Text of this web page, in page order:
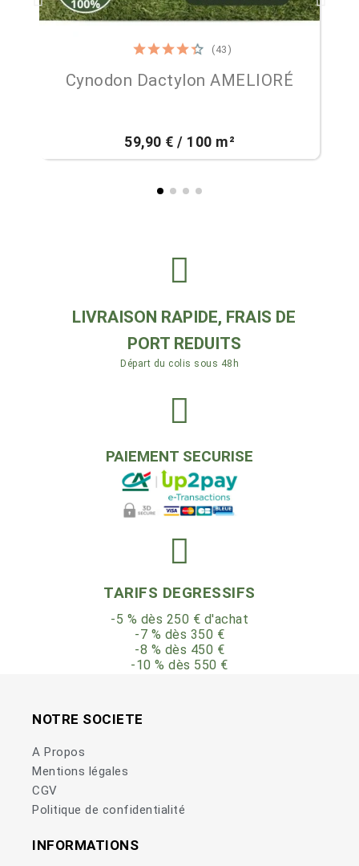
Aperçu rapide
Cynodon Dactylon AMELIORÉ
59,90 € / 100 m²
(43)
LIVRAISON RAPIDE, FRAIS DE
PORT REDUITS
Départ du colis sous 48h
PAIEMENT SECURISE
TARIFS DEGRESSIFS
-5 % dès 250 € d'achat
-7 % dès 350 €
-8 % dès 450 €
-10 % dès 550 €
NOTRE SOCIETE
A Propos
Mentions légales
CGV
Politique de confidentialité
INFORMATIONS